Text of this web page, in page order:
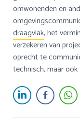
omwonenden en
draagvlak, het
verzekeren van
oprecht te
technisch, maar